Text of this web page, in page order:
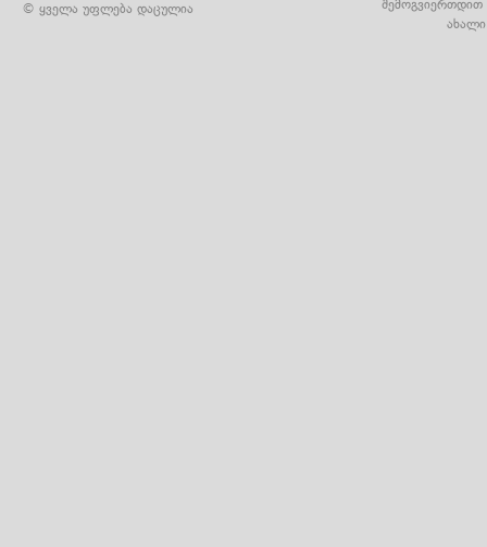
© ყველა უფლება დაცულია
შემოგვიერთდით
ახალი